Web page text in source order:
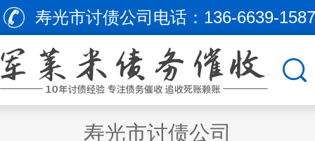
寿光市讨债公司电话： 136-6639-1587
寿光市讨债公司